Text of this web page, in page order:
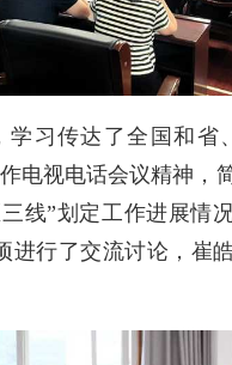
学习传达了全国和省
电视电话会议精神，
线”划定工作进展情
进行了交流讨论，崔